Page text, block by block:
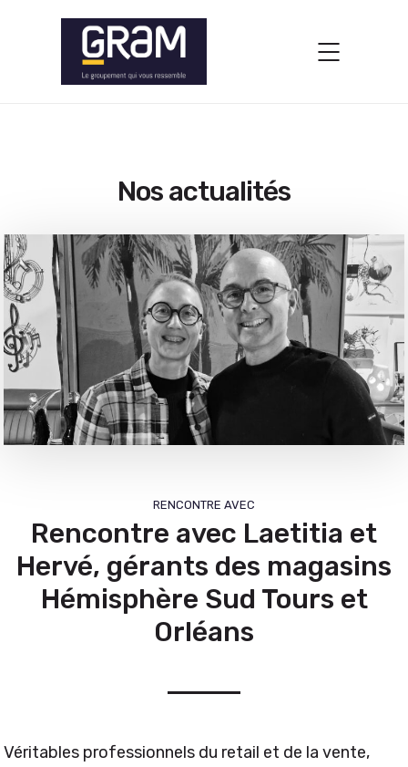
Nos actualités
RENCONTRE AVEC
Rencontre avec Laetitia et
Hervé, gérants des magasins
Hémisphère Sud Tours et
Orléans
Véritables professionnels du retail et de la vente,